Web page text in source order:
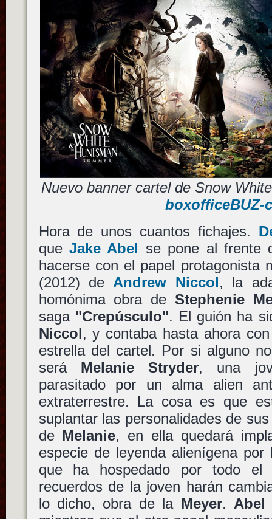
Nuevo banner cartel de Snow
boxofficeBUZ-
Hora de unos cuantos fichajes.
que Jake Abel se pone al frente
hacerse con el papel protagonista
(2012) de Andrew Niccol, la
homónima obra de Stephenie
saga "Crepúsculo". El guión ha
Niccol, y contaba hasta ahora
estrella del cartel. Por si alguno
será Melanie Stryder, una
parasitado por un alma alien
extraterrestre. La cosa es que
suplantar las personalidades de
de Melanie, en ella quedará
especie de leyenda alienígena
que ha hospedado por todo el
recuerdos de la joven harán
lo dicho, obra de la Meyer. Abel